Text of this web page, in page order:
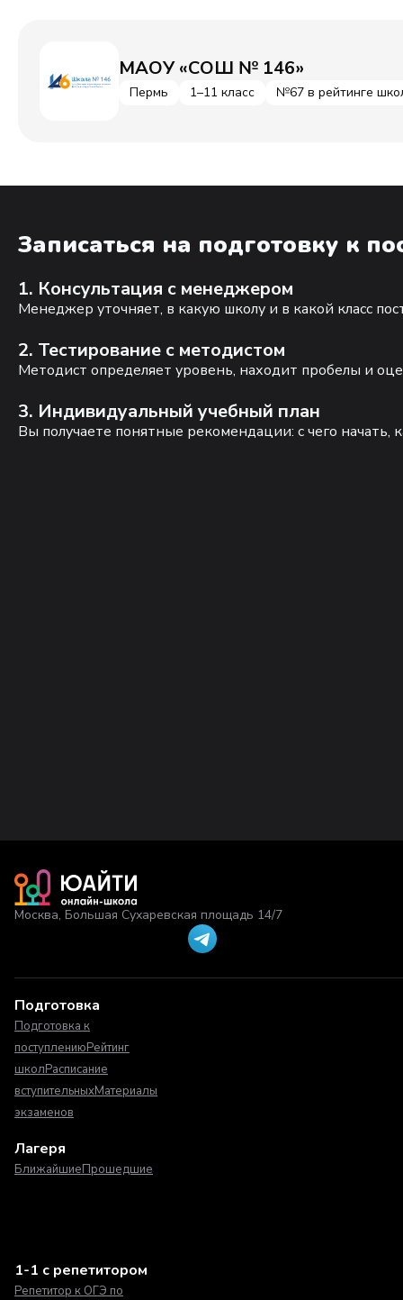
МАОУ «СОШ № 146»
Пермь 1–11 класс №67 в рейтинге
Записаться на подготовку к
1. Консультация с менеджером
Менеджер уточняет, в какую школу и в какой класс
2. Тестирование с методистом
Методист определяет уровень, находит пробелы и
3. Индивидуальный учебный план
Вы получаете понятные рекомендации: с чего начать,
Москва, Большая Сухаревская площадь 14/7
Подготовка
Подготовка к
поступлениюРейтинг
школРасписание
вступительныхМатериалы
экзаменов
Лагеря
БлижайшиеПрошедшие
1-1 с репетитором
Репетитор к ОГЭ по